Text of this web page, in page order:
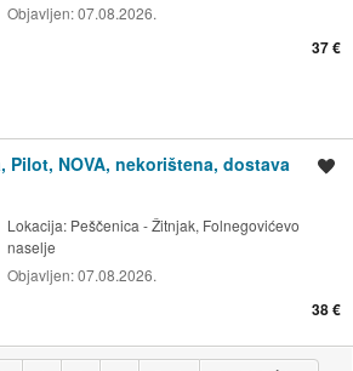
Objavljen:07.08.2026.
37 €
Pilot, NOVA, nekorištena, dostava
Lokacija: Peščenica - Žitnjak, Folnegovićevo
naselje
Objavljen:07.08.2026.
38 €